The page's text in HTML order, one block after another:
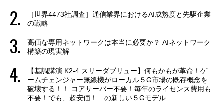
［世界4473社調査］通信業界におけるAI成熟度と先駆企業
の戦略
高価な専用ネットワークは本当に必要か？ AIネットワーク
構築の現実解
【基調講演 K2-4 スリーダブリュー】何もかもが革命！ゲ
ームチェンジャー無線機がローカル５G市場の既存概念を
破壊する！！ コアサーバー不要！毎年のライセンス費用も
不要！でも、超安価！ の新しい５Gモデル